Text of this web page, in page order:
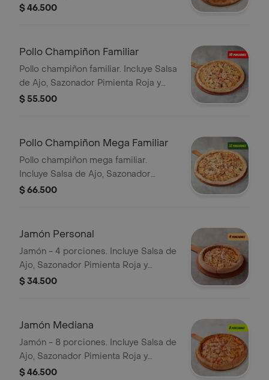
Roja y Pepperoncini.
$ 46.500
Pollo Champiñon Familiar
Pollo champiñon familiar. Incluye Salsa
de Ajo, Sazonador Pimienta Roja y
Pepperoncini.
$ 55.500
Pollo Champiñon Mega Familiar
Pollo champiñon mega familiar.
Incluye Salsa de Ajo, Sazonador
Pimienta Roja y Pepperoncini.
$ 66.500
Jamón Personal
Jamón - 4 porciones. Incluye Salsa de
Ajo, Sazonador Pimienta Roja y
Pepperoncini.
$ 34.500
Jamón Mediana
Jamón - 8 porciones. Incluye Salsa de
Ajo, Sazonador Pimienta Roja y
Pepperoncini.
$ 46.500